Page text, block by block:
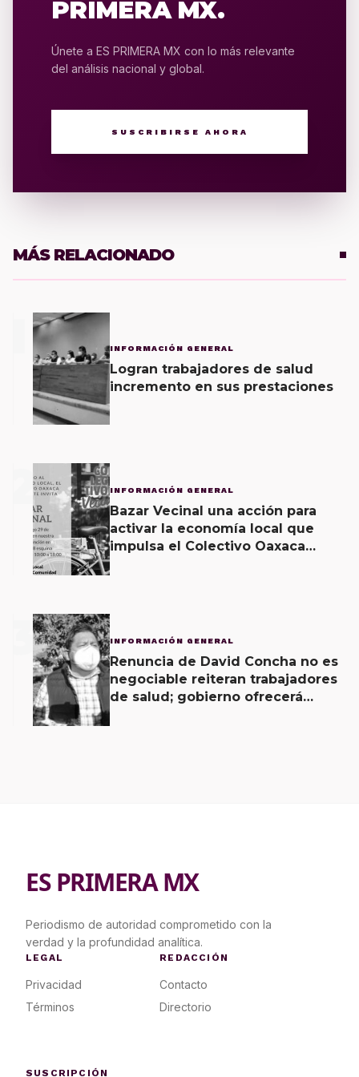
PRIMERA MX.
Únete a ES PRIMERA MX con lo más relevante
del análisis nacional y global.
SUSCRIBIRSE AHORA
MÁS RELACIONADO
INFORMACIÓN GENERAL
Logran trabajadores de salud
incremento en sus prestaciones
2 INFORMACIÓN GENERAL
Bazar Vecinal una acción para
activar la economía local que
impulsa el Colectivo Oaxaca
3 INFORMACIÓN GENERAL
Renuncia de David Concha no es
negociable reiteran trabajadores
de salud; gobierno ofrecerá
ES PRIMERA MX
Periodismo de autoridad comprometido con la
verdad y la profundidad analítica.
LEGAL
Privacidad
Términos
REDACCIÓN
Contacto
Directorio
SUSCRIPCIÓN